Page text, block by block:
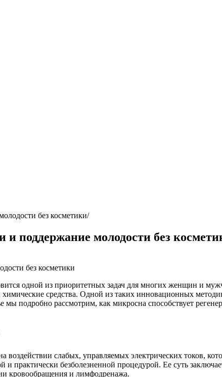
без косметики
поддержание молодости без
одной из приоритетных задач для многих женщин и
средства. Одной из таких инновационных
мы подробно рассмотрим, как микросна способствует
воздействии слабых, управляемых электрических токов,
практически безболезненной процедурой. Ее суть
кровообращения и лимфодренажа.